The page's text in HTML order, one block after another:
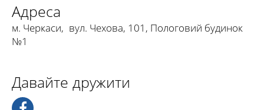
Адреса
м. Черкаси, вул. Чехова, 101, Пологовий будинок
№1
Давайте дружити